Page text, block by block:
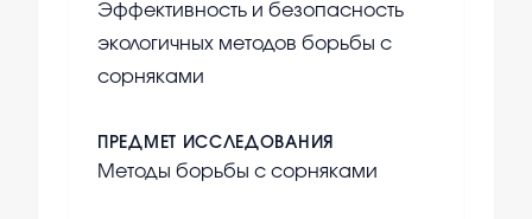
Эффективность и безопасность
экологичных методов борьбы с
сорняками
ПРЕДМЕТ ИССЛЕДОВАНИЯ
Методы борьбы с сорняками